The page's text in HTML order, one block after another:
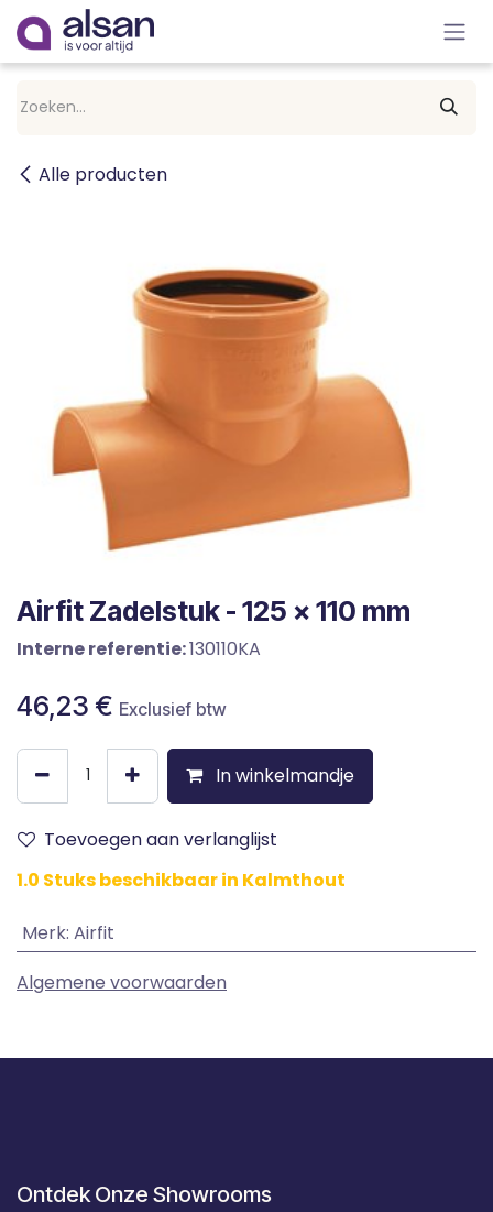
Overslaan naar inhoud
Alle producten
Airfit Zadelstuk - 125 x 110 mm
Interne referentie:130110KA
46,23 € Exclusief btw
In winkelmandje
Toevoegen aan verlanglijst
1.0 Stuks beschikbaar in Kalmthout
Merk: Airfit
Algemene voorwaarden
Ontdek Onze Showrooms